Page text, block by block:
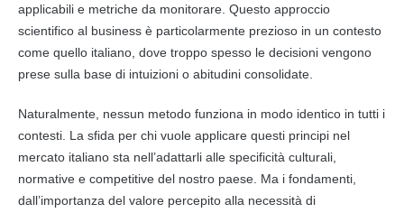
applicabili e metriche da monitorare. Questo approccio
scientifico al business è particolarmente prezioso in un contesto
come quello italiano, dove troppo spesso le decisioni vengono
prese sulla base di intuizioni o abitudini consolidate.
Naturalmente, nessun metodo funziona in modo identico in tutti i
contesti. La sfida per chi vuole applicare questi principi nel
mercato italiano sta nell’adattarli alle specificità culturali,
normative e competitive del nostro paese. Ma i fondamenti,
dall’importanza del valore percepito alla necessità di